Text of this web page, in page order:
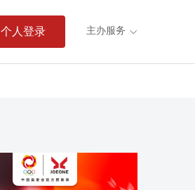
个人登录 主办服务 